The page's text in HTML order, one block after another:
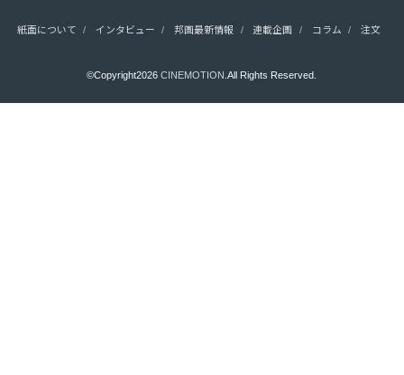
紙面について インタビュー 邦画最新情報 連載企画 コラム 注文
©Copyright2026CINEMOTION .All Rights Reserved.